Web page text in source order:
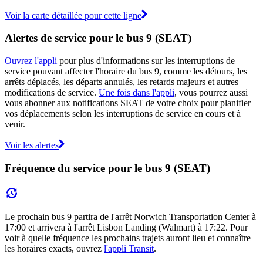
Voir la carte détaillée pour cette ligne
Alertes de service pour le bus 9 (SEAT)
Ouvrez l'appli pour plus d'informations sur les interruptions de
service pouvant affecter l'horaire du bus 9, comme les détours, les
arrêts déplacés, les départs annulés, les retards majeurs et autres
modifications de service. Une fois dans l'appli, vous pourrez aussi
vous abonner aux notifications SEAT de votre choix pour planifier
vos déplacements selon les interruptions de service en cours et à
venir.
Voir les alertes
Fréquence du service pour le bus 9 (SEAT)
Le prochain bus 9 partira de l'arrêt Norwich Transportation Center à
17:00 et arrivera à l'arrêt Lisbon Landing (Walmart) à 17:22. Pour
voir à quelle fréquence les prochains trajets auront lieu et connaître
les horaires exacts, ouvrez l'appli Transit.